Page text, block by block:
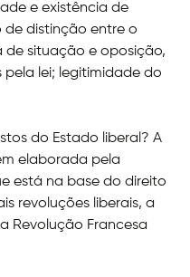
e existência de
de distinção entre o
de situação e oposição,
pela lei; legitimidade do
do Estado liberal? A
elaborada pela
está na base do direito
revoluções liberais, a
Revolução Francesa